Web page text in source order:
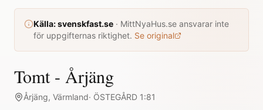
Källa:svenskfast.se · MittNyaHus.se ansvarar inte
för uppgifternas riktighet. Se original
Tomt - Årjäng
Årjäng, Värmland· ÖSTEGÅRD 1:81